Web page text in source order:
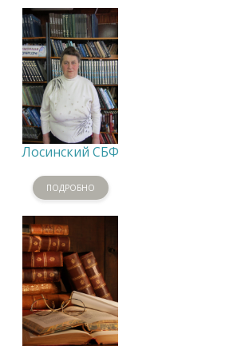
Лосинский СБФ
ПОДРОБНО